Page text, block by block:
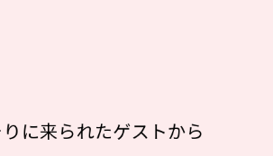
に来られたゲストから